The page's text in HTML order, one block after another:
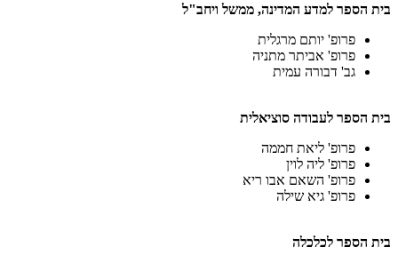
בית הספר למדע המדינה, ממשל ויחב"ל
פרופ' יותם מרגלית
פרופ' אביתר מתניה
גב' דבורה עמית
בית הספר לעבודה סוציאלית
פרופ' ליאת חממה
פרופ' ליה לוין
פרופ' השאם אבו ריא
פרופ' גיא שילה
בית הספר לכלכלה